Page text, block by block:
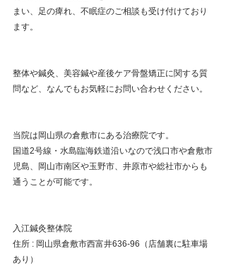
まい、足の痺れ、不眠症のご相談も受け付けており
ます。
整体や鍼灸、美容鍼や産後ケア骨盤矯正に関する質
問など、なんでもお気軽にお問い合わせください。
当院は岡山県の倉敷市にある治療院です。
国道2号線・水島臨海鉄道沿いなので浅口市や倉敷市
児島、岡山市南区や玉野市、井原市や総社市からも
通うことが可能です。
入江鍼灸整体院
住所 : 岡山県倉敷市西富井636-96（店舗裏に駐車場
あり）